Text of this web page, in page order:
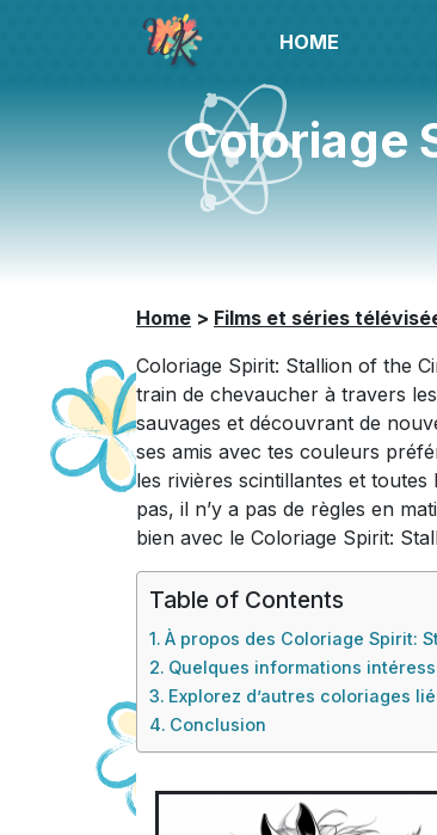
HOME
Coloriage
Home > Films et séries
Coloriage Spirit: Stallion of the
train de chevaucher à travers
sauvages et découvrant de
ses amis avec tes couleurs
les rivières scintillantes et toutes
pas, il n’y a pas de règles en
bien avec le Coloriage Spirit:
Table of Contents
À propos des Coloriage Spirit:
Quelques informations
Explorez d’autres coloriages
Conclusion